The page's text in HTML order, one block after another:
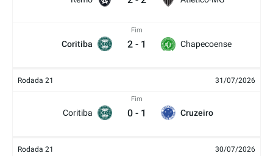
Coritiba
Fim
2 - 1 Chapecoense
Rodada 21 31/07/2026
Coritiba
Fim
0 - 1 Cruzeiro
Rodada 21 30/07/2026